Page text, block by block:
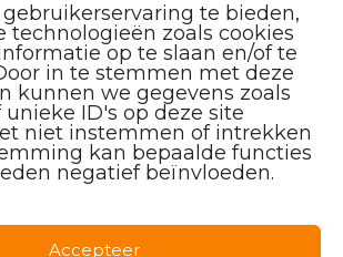
te bieden,
technologieën zoals cookies
op te slaan en/of te
in te stemmen met deze
kunnen we gegevens zoals
ID's op deze site
niet instemmen of intrekken
kan bepaalde functies
negatief beïnvloeden.
Accepteer
etc.
Events